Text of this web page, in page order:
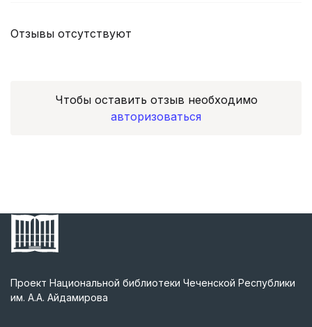
Отзывы отсутствуют
Чтобы оставить отзыв необходимо
авторизоваться
Проект Национальной библиотеки Чеченской Республики
им. А.А. Айдамирова